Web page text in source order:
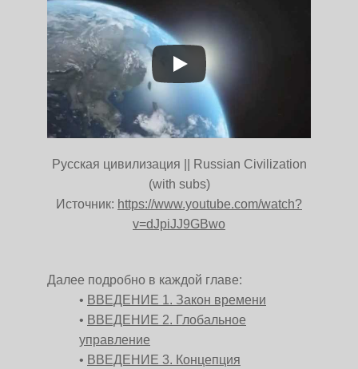
Русская цивилизация || Russian Civilization
(with subs)
Источник: https://www.youtube.com/watch?
v=dJpiJJ9GBwo
Далее подробно в каждой главе:
ВВЕДЕНИЕ 1. Закон времени
ВВЕДЕНИЕ 2. Глобальное
управление
ВВЕДЕНИЕ 3. Концепция